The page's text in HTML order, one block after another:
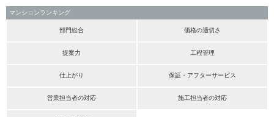
マンションランキング
部門総合 価格の適切さ
提案力 工程管理
仕上がり 保証・アフターサービス
営業担当者の対応 施工担当者の対応